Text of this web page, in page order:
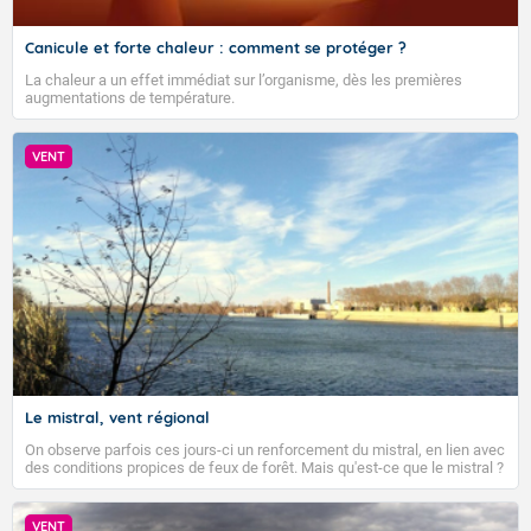
VIGILANCE ROUGE
Accéder au site de Météo-France
Canicule et forte chaleur : comment se protéger ?
La chaleur a un effet immédiat sur l’organisme, dès les premières
augmentations de température.
VENT
Le mistral, vent régional
On observe parfois ces jours-ci un renforcement du mistral, en lien avec
des conditions propices de feux de forêt. Mais qu'est-ce que le mistral ?
Quelles sont ses caractéristiques ? Le mistral est un vent régional,
turbulent et généralement sec, pouvant souffler à une vitesse moyenne
de 50 km/h et atteindre 80 à 100 km/h en rafales, parfois davantage. Il
VENT